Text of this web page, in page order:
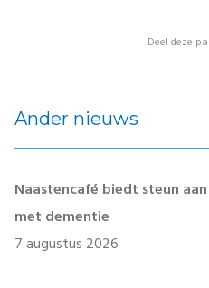
Deel deze
Ander nieuws
Naastencafé biedt steun
met dementie
7 augustus 2026